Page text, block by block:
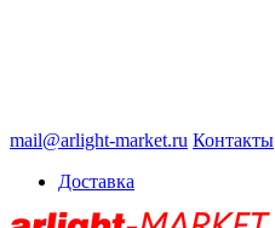
mail@arlight-market.ru Контакты
Доставка